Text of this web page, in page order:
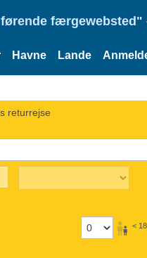
færgewebsted"
Havne Lande
returrejse
< 18